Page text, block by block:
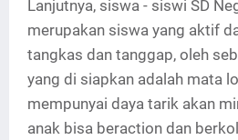
Lanjutnya, siswa - siswi SD
merupakan siswa yang aktif
tangkas dan tanggap, oleh
yang di siapkan adalah mata
mempunyai daya tarik akan
anak bisa beraction dan